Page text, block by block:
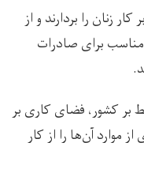
زنان را بردارند و از
برای صادرات
بر کشور، فضای کاری بر
موارد آن‌ها را از کار